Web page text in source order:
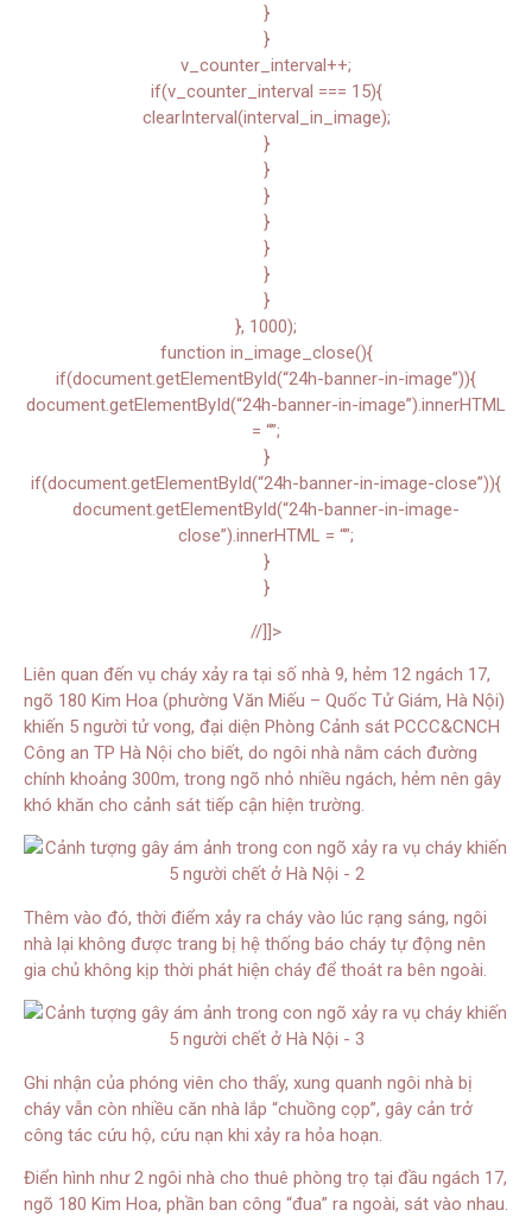
}
}
v_counter_interval++;
if(v_counter_interval === 15){
clearInterval(interval_in_image);
}
}
}
}
}
}
}
}, 1000);
function in_image_close(){
if(document.getElementById(“24h-banner-in-image”)){
document.getElementById(“24h-banner-in-image”).innerHTML
= “”;
}
if(document.getElementById(“24h-banner-in-image-close”)){
document.getElementById(“24h-banner-in-image-
close”).innerHTML = “”;
}
}
//]]>
Liên quan đến vụ cháy xảy ra tại số nhà 9, hẻm 12 ngách 17,
ngõ 180 Kim Hoa (phường Văn Miếu – Quốc Tử Giám, Hà Nội)
khiến 5 người tử vong, đại diện Phòng Cảnh sát PCCC&CNCH
Công an TP Hà Nội cho biết, do ngôi nhà nằm cách đường
chính khoảng 300m, trong ngõ nhỏ nhiều ngách, hẻm nên gây
khó khăn cho cảnh sát tiếp cận hiện trường.
Thêm vào đó, thời điểm xảy ra cháy vào lúc rạng sáng, ngôi
nhà lại không được trang bị hệ thống báo cháy tự động nên
gia chủ không kịp thời phát hiện cháy để thoát ra bên ngoài.
Ghi nhận của phóng viên cho thấy, xung quanh ngôi nhà bị
cháy vẫn còn nhiều căn nhà lắp “chuồng cọp”, gây cản trở
công tác cứu hộ, cứu nạn khi xảy ra hỏa hoạn.
Điển hình như 2 ngôi nhà cho thuê phòng trọ tại đầu ngách 17,
ngõ 180 Kim Hoa, phần ban công “đua” ra ngoài, sát vào nhau.